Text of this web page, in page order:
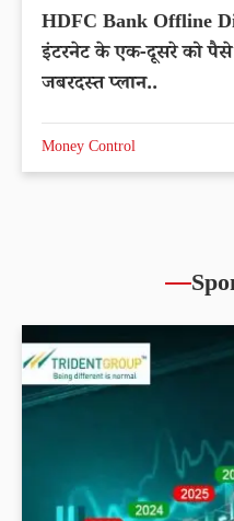
HDFC Bank Offline
इंटरनेट के एक-दूसरे को
जबरदस्त प्लान..
Money Control